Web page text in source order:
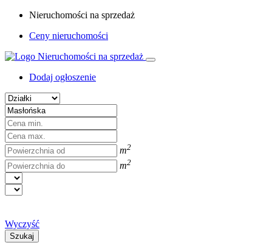
Nieruchomości na sprzedaż
Ceny nieruchomości
Dodaj ogłoszenie
m2
m2
Wyczyść
Szukaj